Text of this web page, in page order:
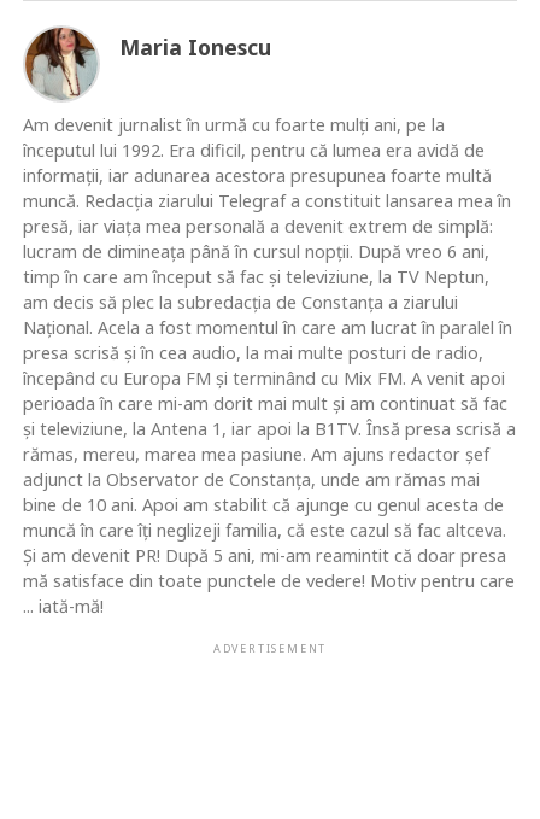
Maria Ionescu
Am devenit jurnalist în urmă cu foarte mulţi ani, pe la
începutul lui 1992. Era dificil, pentru că lumea era avidă de
informaţii, iar adunarea acestora presupunea foarte multă
muncă. Redacţia ziarului Telegraf a constituit lansarea mea în
presă, iar viaţa mea personală a devenit extrem de simplă:
lucram de dimineaţa până în cursul nopţii. După vreo 6 ani,
timp în care am început să fac şi televiziune, la TV Neptun,
am decis să plec la subredacţia de Constanţa a ziarului
Naţional. Acela a fost momentul în care am lucrat în paralel în
presa scrisă şi în cea audio, la mai multe posturi de radio,
începând cu Europa FM şi terminând cu Mix FM. A venit apoi
perioada în care mi-am dorit mai mult şi am continuat să fac
şi televiziune, la Antena 1, iar apoi la B1TV. Însă presa scrisă a
rămas, mereu, marea mea pasiune. Am ajuns redactor şef
adjunct la Observator de Constanţa, unde am rămas mai
bine de 10 ani. Apoi am stabilit că ajunge cu genul acesta de
muncă în care îţi neglizeji familia, că este cazul să fac altceva.
Şi am devenit PR! După 5 ani, mi-am reamintit că doar presa
mă satisface din toate punctele de vedere! Motiv pentru care
... iată-mă!
ADVERTISEMENT